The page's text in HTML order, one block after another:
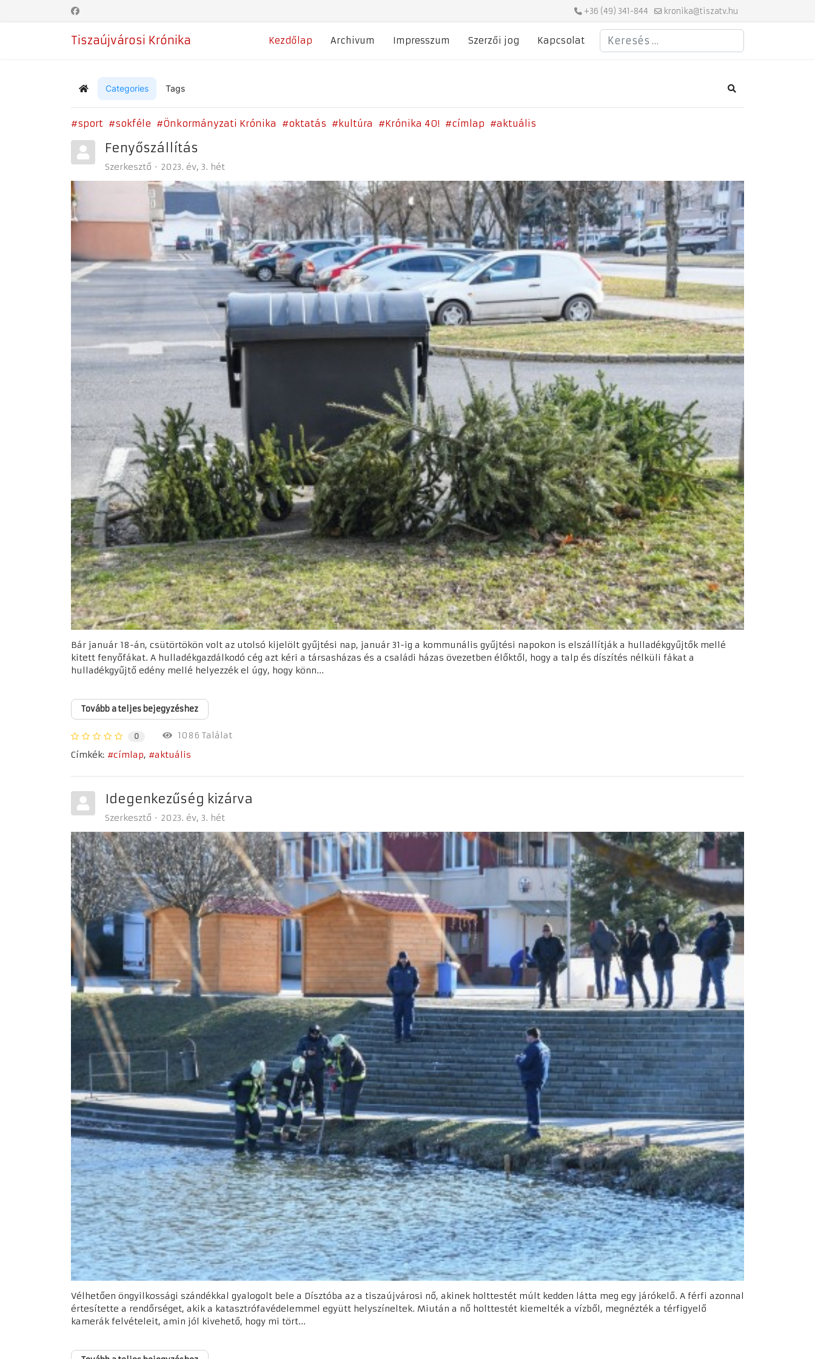
+36 (49) 341-844 kronika@tiszatv.hu
Tiszaújvárosi Krónika Kezdőlap Archivum Impresszum Szerzői jog Kapcsolat
Keresés
Home Categories Tags Search
sport sokféle Önkormányzati Krónika oktatás kultúra Krónika 40! címlap aktuális
Fenyőszállítás
Szerkesztő 2023. év 3. hét
Bár január 18-án, csütörtökön volt az utolsó kijelölt gyűjtési nap, január 31-ig a kommunális gyűjtési napokon is elszállítják a hulladékgyűjtők mellé
kitett fenyőfákat. A hulladékgazdálkodó cég azt kéri a társasházas és a családi házas övezetben élőktől, hogy a talp és díszítés nélküli fákat a
hulladékgyűjtő edény mellé helyezzék el úgy, hogy könn...
Tovább a teljes bejegyzéshez
0
1086 Találat
Címkék:
címlap aktuális
Idegenkezűség kizárva
Szerkesztő 2023. év 3. hét
Vélhetően öngyilkossági szándékkal gyalogolt bele a Dísztóba az a tiszaújvárosi nő, akinek holttestét múlt kedden látta meg egy járókelő. A férfi azonnal
értesítette a rendőrséget, akik a katasztrófavédelemmel együtt helyszíneltek. Miután a nő holttestét kiemelték a vízből, megnézték a térfigyelő
kamerák felvételeit, amin jól kivehető, hogy mi tört...